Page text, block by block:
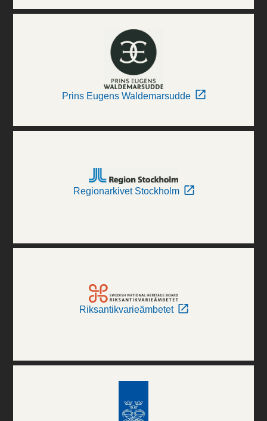
Prins Eugens Waldemarsudde
Regionarkivet Stockholm
Riksantikvarieämbetet